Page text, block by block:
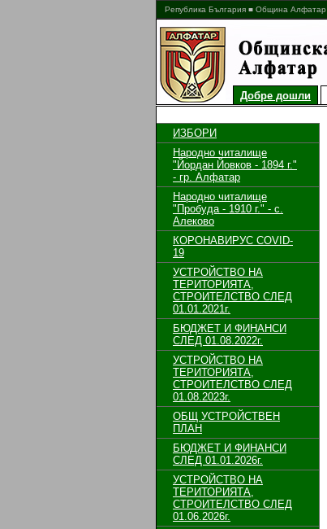
Република България ■ Община Алфатар
Добре дошли
ИЗБОРИ
Народно читалище
"Йордан Йовков - 1894 г."
- гр. Алфатар
Народно читалище
"Пробуда - 1910 г." - с.
Алеково
КОРОНАВИРУС COVID-
19
УСТРОЙСТВО НА
ТЕРИТОРИЯТА,
СТРОИТЕЛСТВО СЛЕД
01.01.2021г.
БЮДЖЕТ И ФИНАНСИ
СЛЕД 01.08.2022г.
УСТРОЙСТВО НА
ТЕРИТОРИЯТА,
СТРОИТЕЛСТВО СЛЕД
01.08.2023г.
ОБЩ УСТРОЙСТВЕН
ПЛАН
БЮДЖЕТ И ФИНАНСИ
СЛЕД 01.01.2026г.
УСТРОЙСТВО НА
ТЕРИТОРИЯТА,
СТРОИТЕЛСТВО СЛЕД
01.06.2026г.